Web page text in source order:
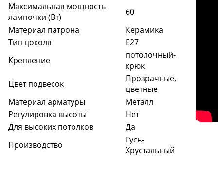
Максимальная мощность
лампочки (Вт)
60
Материал патрона
Керамика
Тип цоколя
E27
Крепление
потолочный-
крюк
Цвет подвесок
Прозрачные,
цветные
Материал арматуры
Металл
Регулировка высоты
Нет
Для высоких потолков
Да
Производство
Гусь-
Хрустальный